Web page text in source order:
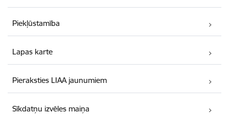
Piekļūstamība
Lapas karte
Pieraksties LIAA jaunumiem
Sīkdatņu izvēles maiņa